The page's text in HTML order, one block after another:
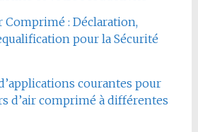
Comprimé : Déclaration,
pour la Sécurité
courantes pour
d’air comprimé à différentes